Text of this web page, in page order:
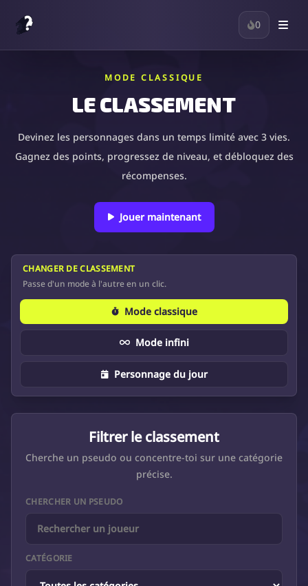
0
MODE CLASSIQUE
LE CLASSEMENT
Devinez les personnages dans un temps limité avec 3 vies.
Gagnez des points, progressez de niveau, et débloquez des
récompenses.
Jouer maintenant
CHANGER DE CLASSEMENT
Passe d'un mode à l'autre en un clic.
Mode classique
Mode infini
Personnage du jour
Filtrer le classement
Cherche un pseudo ou concentre-toi sur une catégorie
précise.
CHERCHER UN PSEUDO
CATÉGORIE